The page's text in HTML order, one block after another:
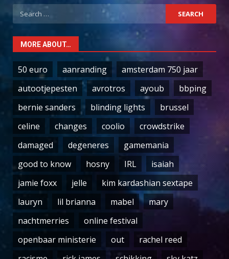
Search
for:
MORE ABOUT…
50 euro aanranding
amsterdam 750 jaar
autootjepesten
avrotros ayoub
bbping
bernie sanders
blinding lights
brussel
celine
changes coolio
crowdstrike
damaged
degeneres
gamemania
good to know
hosny IRL
isaiah
jamie foxx
jelle
kim kardashian sextape
lauryn
lil brianna mabel
mary
nachtmerries
online festival
openbaar ministerie
out
rachel reed